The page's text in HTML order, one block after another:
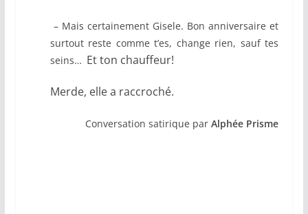
– Mais certainement Gisele. Bon anniversaire et
surtout reste comme t’es, change rien, sauf tes
seins… Et ton chauffeur!
Merde, elle a raccroché.
Conversation satirique parAlphée Prisme